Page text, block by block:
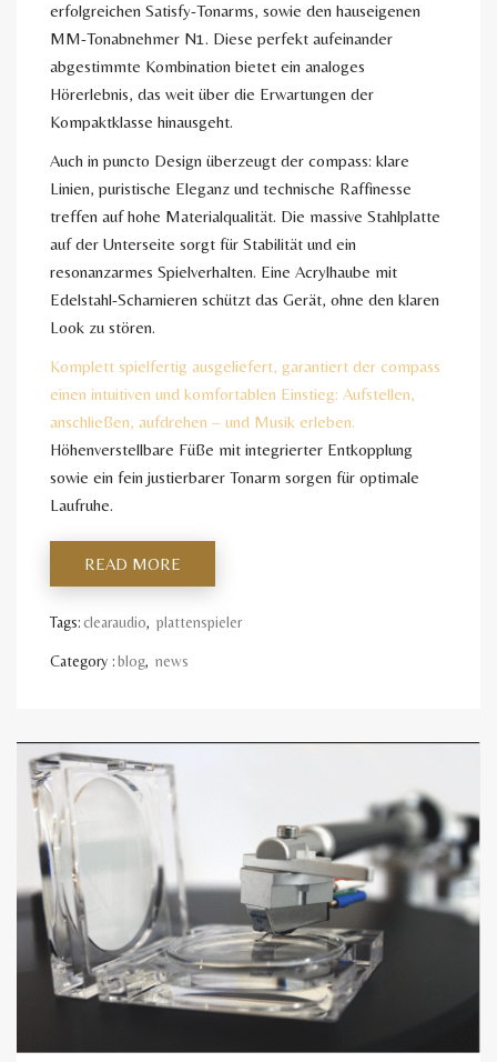
erfolgreichen Satisfy-Tonarms, sowie den hauseigenen
MM-Tonabnehmer N1. Diese perfekt aufeinander
abgestimmte Kombination bietet ein analoges
Hörerlebnis, das weit über die Erwartungen der
Kompaktklasse hinausgeht.
Auch in puncto Design überzeugt der compass: klare
Linien, puristische Eleganz und technische Raffinesse
treffen auf hohe Materialqualität. Die massive Stahlplatte
auf der Unterseite sorgt für Stabilität und ein
resonanzarmes Spielverhalten. Eine Acrylhaube mit
Edelstahl-Scharnieren schützt das Gerät, ohne den klaren
Look zu stören.
Komplett spielfertig ausgeliefert, garantiert der compass
einen intuitiven und komfortablen Einstieg: Aufstellen,
anschließen, aufdrehen – und Musik erleben.
Höhenverstellbare Füße mit integrierter Entkopplung
sowie ein fein justierbarer Tonarm sorgen für optimale
Laufruhe.
READ MORE
Tags:clearaudio, plattenspieler
Category :blog, news